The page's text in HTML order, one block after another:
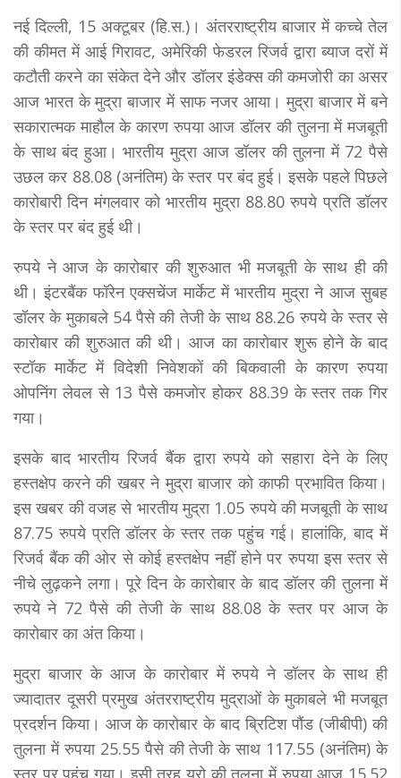
नई दिल्ली, 15 अक्टूबर (हि.स.)। अंतरराष्ट्रीय बाजार में कच्चे तेल
की कीमत में आई गिरावट, अमेरिकी फेडरल रिजर्व द्वारा ब्याज दरों में
कटौती करने का संकेत देने और डॉलर इंडेक्स की कमजोरी का असर
आज भारत के मुद्रा बाजार में साफ नजर आया। मुद्रा बाजार में बने
सकारात्मक माहौल के कारण रुपया आज डॉलर की तुलना में मजबूती
के साथ बंद हुआ। भारतीय मुद्रा आज डॉलर की तुलना में 72 पैसे
उछल कर 88.08 (अनंतिम) के स्तर पर बंद हुई। इसके पहले पिछले
कारोबारी दिन मंगलवार को भारतीय मुद्रा 88.80 रुपये प्रति डॉलर
के स्तर पर बंद हुई थी।
रुपये ने आज के कारोबार की शुरुआत भी मजबूती के साथ ही की
थी। इंटरबैंक फॉरेन एक्सचेंज मार्केट में भारतीय मुद्रा ने आज सुबह
डॉलर के मुकाबले 54 पैसे की तेजी के साथ 88.26 रुपये के स्तर से
कारोबार की शुरुआत की थी। आज का कारोबार शुरू होने के बाद
स्टॉक मार्केट में विदेशी निवेशकों की बिकवाली के कारण रुपया
ओपनिंग लेवल से 13 पैसे कमजोर होकर 88.39 के स्तर तक गिर
गया।
इसके बाद भारतीय रिजर्व बैंक द्वारा रुपये को सहारा देने के लिए
हस्तक्षेप करने की खबर ने मुद्रा बाजार को काफी प्रभावित किया।
इस खबर की वजह से भारतीय मुद्रा 1.05 रुपये की मजबूती के साथ
87.75 रुपये प्रति डॉलर के स्तर तक पहुंच गई। हालांकि, बाद में
रिजर्व बैंक की ओर से कोई हस्तक्षेप नहीं होने पर रुपया इस स्तर से
नीचे लुढ़कने लगा। पूरे दिन के कारोबार के बाद डॉलर की तुलना में
रुपये ने 72 पैसे की तेजी के साथ 88.08 के स्तर पर आज के
कारोबार का अंत किया।
मुद्रा बाजार के आज के कारोबार में रुपये ने डॉलर के साथ ही
ज्यादातर दूसरी प्रमुख अंतरराष्ट्रीय मुद्राओं के मुकाबले भी मजबूत
प्रदर्शन किया। आज के कारोबार के बाद ब्रिटिश पौंड (जीबीपी) की
तुलना में रुपया 25.55 पैसे की तेजी के साथ 117.55 (अनंतिम) के
स्तर पर पहुंच गया। इसी तरह यूरो की तुलना में रुपया आज 15.52